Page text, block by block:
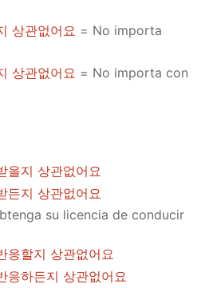
상관없어요 = No importa
상관없어요 = No importa con
을지 상관없어요
든지 상관없어요
su licencia de conducir
응할지 상관없어요
응하든지 상관없어요